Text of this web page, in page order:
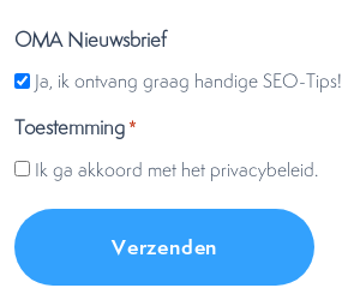
OMA Nieuwsbrief
Ja, ik ontvang graag handige SEO-Tips!
Toestemming *
Ik ga akkoord met het privacybeleid.